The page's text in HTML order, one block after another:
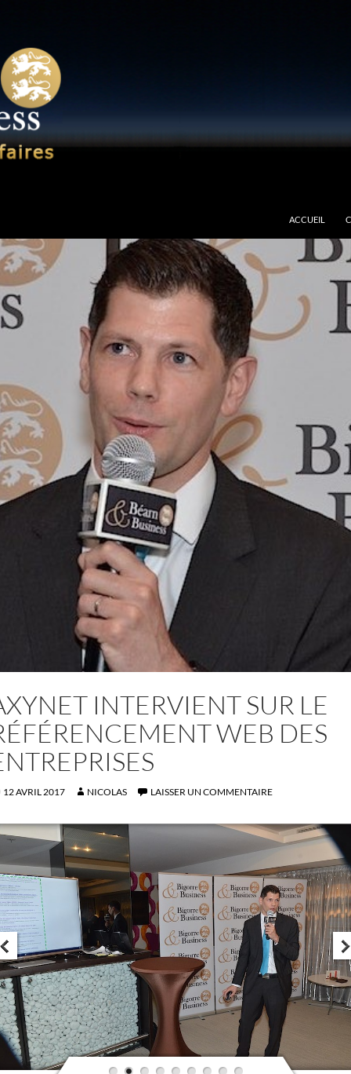
ACCUEIL
INTERVIENT SUR LE
WEB DES
12 AVRIL 2017 NICOLAS LAISSER UN COMMENTAIRE